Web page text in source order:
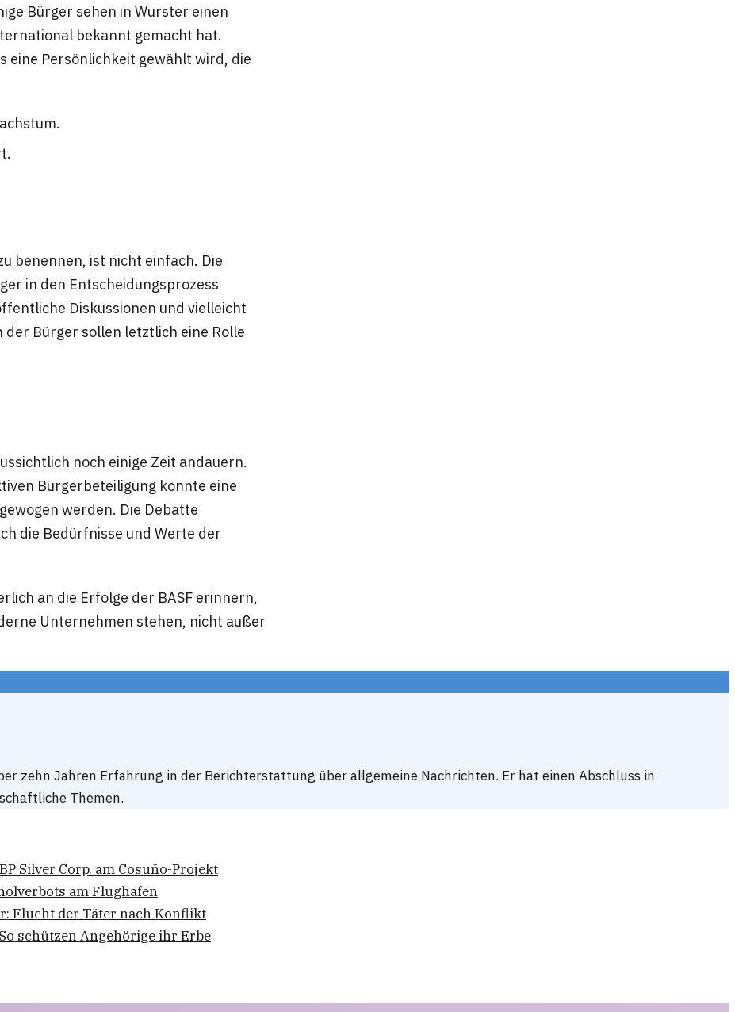
Bürger sehen in Wurster einen
bekannt gemacht hat.
Persönlichkeit gewählt wird, die
benennen, ist nicht einfach. Die
in den Entscheidungsprozess
Diskussionen und vielleicht
Bürger sollen letztlich eine Rolle
noch einige Zeit andauern.
Bürgerbeteiligung könnte eine
werden. Die Debatte
die Bedürfnisse und Werte der
an die Erfolge der BASF erinnern,
Unternehmen stehen, nicht außer
zehn Jahren Erfahrung in der Berichterstattung über allgemeine Nachrichten. Er hat einen Abschluss in
Themen.
Silver Corp. am Cosuño-Projekt
am Flughafen
Flucht der Täter nach Konflikt
schützen Angehörige ihr Erbe